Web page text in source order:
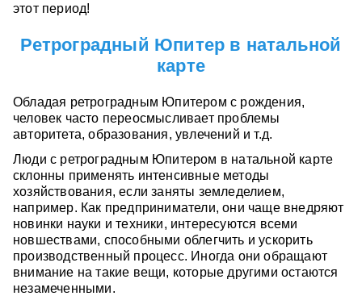
этот период!
Ретроградный Юпитер в натальной
карте
Обладая ретроградным Юпитером с рождения,
человек часто переосмысливает проблемы
авторитета, образования, увлечений и т.д.
Люди с ретроградным Юпитером в натальной карте
склонны применять интенсивные методы
хозяйствования, если заняты земледелием,
например. Как предприниматели, они чаще внедряют
новинки науки и техники, интересуются всеми
новшествами, способными облегчить и ускорить
производственный процесс. Иногда они обращают
внимание на такие вещи, которые другими остаются
незамеченными.